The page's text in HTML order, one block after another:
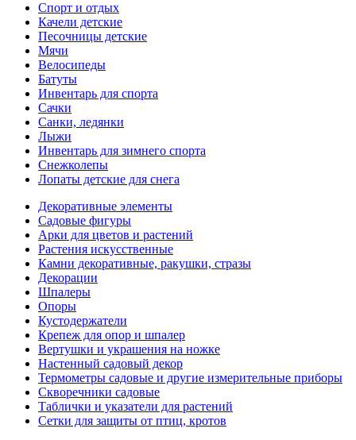
Спорт и отдых
Качели детские
Песочницы детские
Мячи
Велосипеды
Батуты
Инвентарь для спорта
Сачки
Санки, ледянки
Лыжи
Инвентарь для зимнего спорта
Снежколепы
Лопаты детские для снега
Декоративные элементы
Садовые фигуры
Арки для цветов и растений
Растения искусственные
Камни декоративные, ракушки, стразы
Декорации
Шпалеры
Опоры
Кустодержатели
Крепеж для опор и шпалер
Вертушки и украшения на ножке
Настенный садовый декор
Термометры садовые и другие измерительные приборы
Скворечники садовые
Таблички и указатели для растений
Сетки для защиты от птиц, кротов